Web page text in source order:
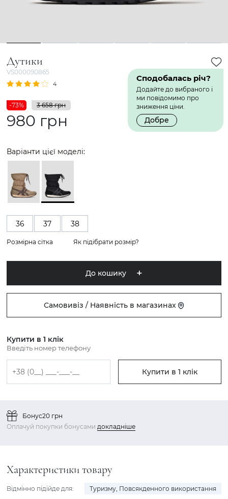
1 2 3 4 5 6
Дутики
VS000090865
Сподобалась річ?
Додайте до вибраного і
ми повідомимо про
зниження ціни.
Добре
4
-73% 3 658 грн
980 грн
Варіанти цієї моделі:
36 37 38
Розмірна сітка Як підібрати розмір?
До кошику
Самовивіз / Наявність в магазинах
Купити в 1 клік
Введіть номер телефону
Купити в 1 клік
Бонус20 грн
Оплачуй покупки бонусами докладніше
Характеристики товару
Відмінно підійде для: Туризму, Повсякденного використання